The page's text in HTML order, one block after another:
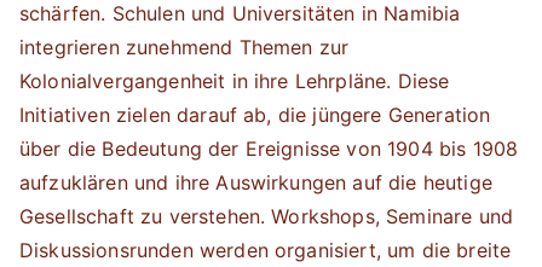
schärfen. Schulen und Universitäten in Namibia
integrieren zunehmend Themen zur
Kolonialvergangenheit in ihre Lehrpläne. Diese
Initiativen zielen darauf ab, die jüngere Generation
über die Bedeutung der Ereignisse von 1904 bis 1908
aufzuklären und ihre Auswirkungen auf die heutige
Gesellschaft zu verstehen. Workshops, Seminare und
Diskussionsrunden werden organisiert, um die breite